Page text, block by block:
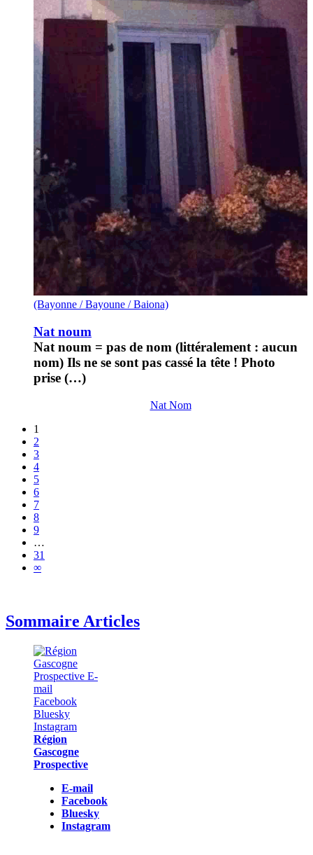
(Bayonne / Bayoune / Baiona)
Nat noum
Nat noum = pas de nom (littéralement : aucun
nom) Ils ne se sont pas cassé la tête ! Photo
prise (…)
Nat Nom
1
2
3
4
5
6
7
8
9
…
31
∞
Sommaire Articles
Région
Gascogne
Prospective
E-mail
Facebook
Bluesky
Instagram